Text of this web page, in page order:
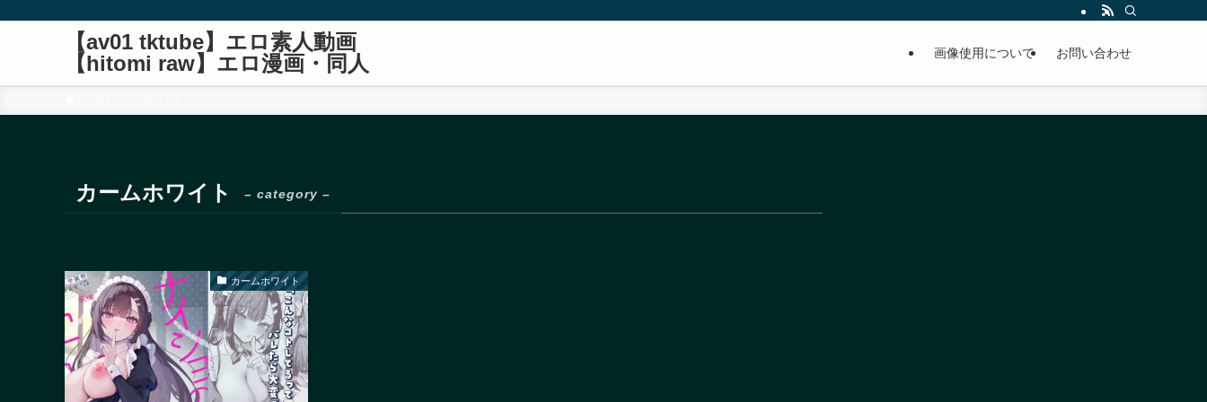
【av01 tktube】エロ素人動画
【hitomi raw】エロ漫画・同人
画像使用について お問い合わせ
カームホワイト – category –
カームホワイト